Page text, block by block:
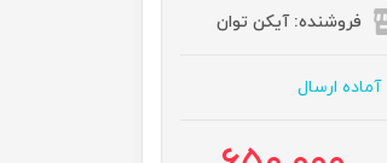
فروشنده: آیکن توان
آماده ارسال